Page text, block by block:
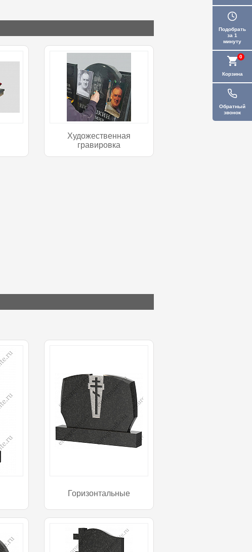
Подобрать
за 1
минуту
Корзина
0
Обратный
звонок
Художественная
гравировка
Горизонтальные